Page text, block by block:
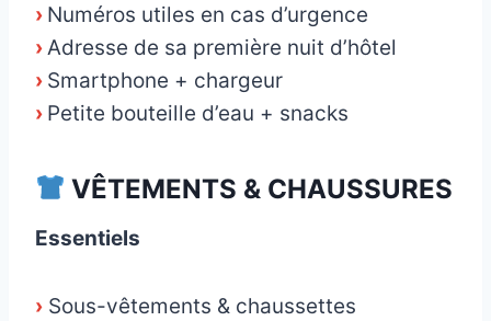
› Numéros utiles en cas d’urgence
› Adresse de sa première nuit d’hôtel
› Smartphone + chargeur
› Petite bouteille d’eau + snacks
VÊTEMENTS & CHAUSSURES
Essentiels
› Sous-vêtements & chaussettes